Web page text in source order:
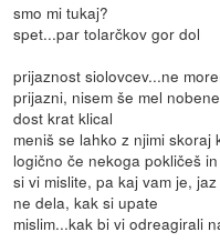
smo mi tukaj?
spet...par tolarčkov gor dol
prijaznost siolovcev...ne
prijazni, nisem še mel
dost krat klical
meniš se lahko z njimi skoraj
logično če nekoga pokličeš
si vi mislite, pa kaj vam je,
ne dela, kak si upate
mislim...kak bi vi odreagirali